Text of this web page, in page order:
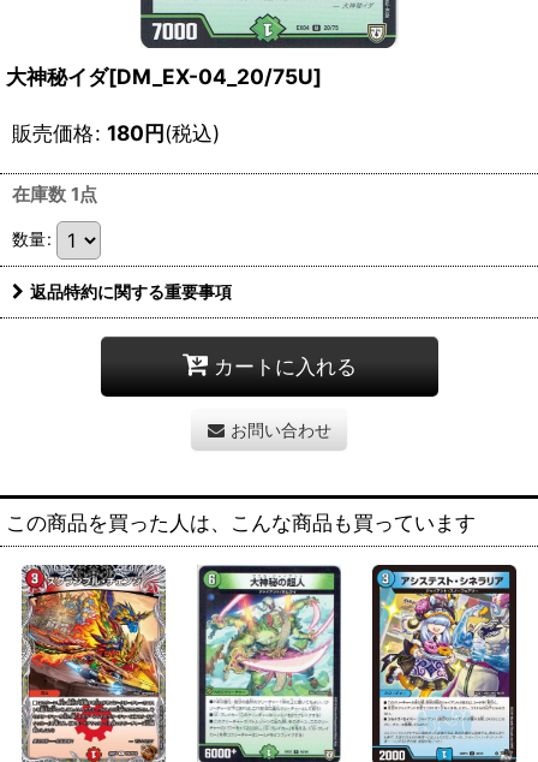
大神秘イダ[DM_EX-04_20/75U]
販売価格: 180円(税込)
在庫数 1点
数量:
返品特約に関する重要事項
カートに入れる
お問い合わせ
この商品を買った人は、こんな商品も買っています